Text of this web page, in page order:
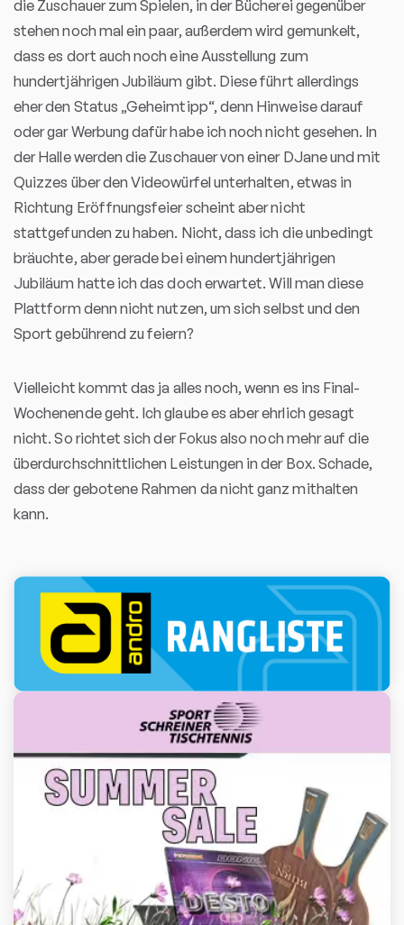
die Zuschauer zum Spielen, in der Bücherei gegenüber
stehen noch mal ein paar, außerdem wird gemunkelt,
dass es dort auch noch eine Ausstellung zum
hundertjährigen Jubiläum gibt. Diese führt allerdings
eher den Status „Geheimtipp“, denn Hinweise darauf
oder gar Werbung dafür habe ich noch nicht gesehen. In
der Halle werden die Zuschauer von einer DJane und mit
Quizzes über den Videowürfel unterhalten, etwas in
Richtung Eröffnungsfeier scheint aber nicht
stattgefunden zu haben. Nicht, dass ich die unbedingt
bräuchte, aber gerade bei einem hundertjährigen
Jubiläum hatte ich das doch erwartet. Will man diese
Plattform denn nicht nutzen, um sich selbst und den
Sport gebührend zu feiern?
Vielleicht kommt das ja alles noch, wenn es ins Final-
Wochenende geht. Ich glaube es aber ehrlich gesagt
nicht. So richtet sich der Fokus also noch mehr auf die
überdurchschnittlichen Leistungen in der Box. Schade,
dass der gebotene Rahmen da nicht ganz mithalten
kann.